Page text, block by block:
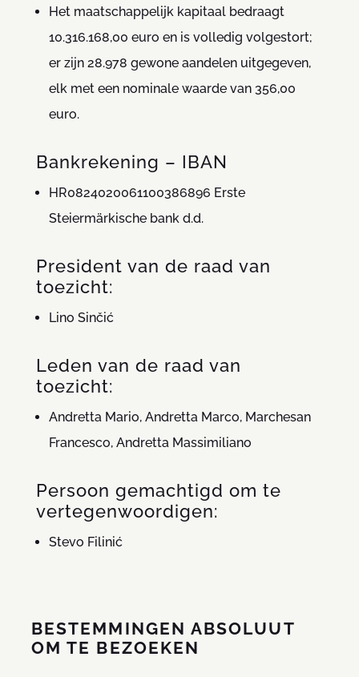
Het maatschappelijk kapitaal bedraagt
10.316.168,00 euro en is volledig volgestort;
er zijn 28.978 gewone aandelen uitgegeven,
elk met een nominale waarde van 356,00
euro.
Bankrekening – IBAN
HR0824020061100386896 Erste
Steiermärkische bank d.d.
President van de raad van
toezicht:
Lino Sinčić
Leden van de raad van
toezicht:
Andretta Mario, Andretta Marco, Marchesan
Francesco, Andretta Massimiliano
Persoon gemachtigd om te
vertegenwoordigen:
Stevo Filinić
BESTEMMINGEN ABSOLUUT
OM TE BEZOEKEN